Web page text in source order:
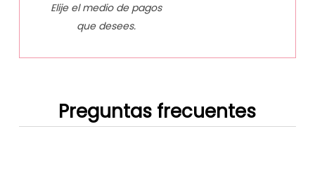
Elije el medio de pagos
que desees.
Preguntas frecuentes